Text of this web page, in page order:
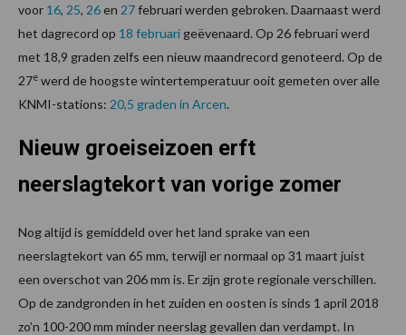
voor 16, 25, 26en 27februari werden gebroken. Daarnaast werd
het dagrecord op 18 februari geëvenaard. Op 26 februari werd
met 18,9 graden zelfs een nieuw maandrecord genoteerd. Op de
27e werd de hoogste wintertemperatuur ooit gemeten over alle
KNMI-stations: 20,5 graden in Arcen.
Nieuw groeiseizoen erft
neerslagtekort van vorige zomer
Nog altijd is gemiddeld over het land sprake van een
neerslagtekort van 65 mm, terwijl er normaal op 31 maart juist
een overschot van 206 mm is. Er zijn grote regionale verschillen.
Op de zandgronden in het zuiden en oosten is sinds 1 april 2018
zo’n 100-200 mm minder neerslag gevallen dan verdampt. In